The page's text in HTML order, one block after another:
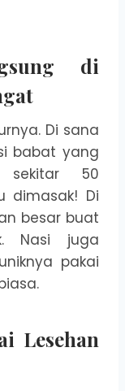
di
Di sana
babat yang
sekitar 50
dimasak! Di
besar buat
Nasi juga
pakai
Lesehan